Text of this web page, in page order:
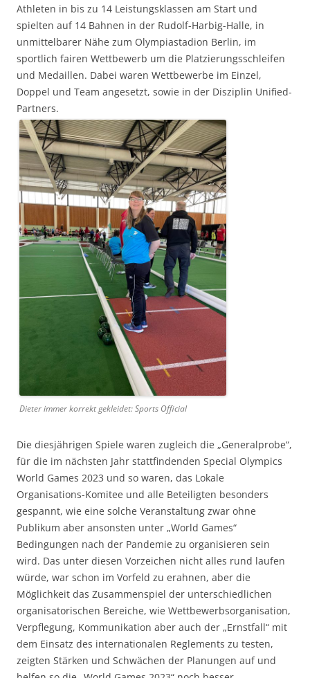
Athleten in bis zu 14 Leistungsklassen am Start und
spielten auf 14 Bahnen in der Rudolf-Harbig-Halle, in
unmittelbarer Nähe zum Olympiastadion Berlin, im
sportlich fairen Wettbewerb um die Platzierungsschleifen
und Medaillen. Dabei waren Wettbewerbe im Einzel,
Doppel und Team angesetzt, sowie in der Disziplin Unified-
Partners.
Dieter immer korrekt gekleidet: Sports Official
Die diesjährigen Spiele waren zugleich die „Generalprobe“,
für die im nächsten Jahr stattfindenden Special Olympics
World Games 2023 und so waren, das Lokale
Organisations-Komitee und alle Beteiligten besonders
gespannt, wie eine solche Veranstaltung zwar ohne
Publikum aber ansonsten unter „World Games“
Bedingungen nach der Pandemie zu organisieren sein
wird. Das unter diesen Vorzeichen nicht alles rund laufen
würde, war schon im Vorfeld zu erahnen, aber die
Möglichkeit das Zusammenspiel der unterschiedlichen
organisatorischen Bereiche, wie Wettbewerbsorganisation,
Verpflegung, Kommunikation aber auch der „Ernstfall“ mit
dem Einsatz des internationalen Reglements zu testen,
zeigten Stärken und Schwächen der Planungen auf und